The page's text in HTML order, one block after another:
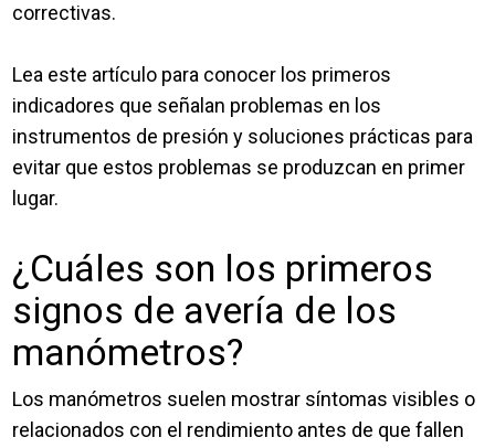
correctivas.
Lea este artículo para conocer los primeros
indicadores que señalan problemas en los
instrumentos de presión y soluciones prácticas para
evitar que estos problemas se produzcan en primer
lugar.
¿Cuáles son los primeros
signos de avería de los
manómetros?
Los manómetros suelen mostrar síntomas visibles o
relacionados con el rendimiento antes de que fallen